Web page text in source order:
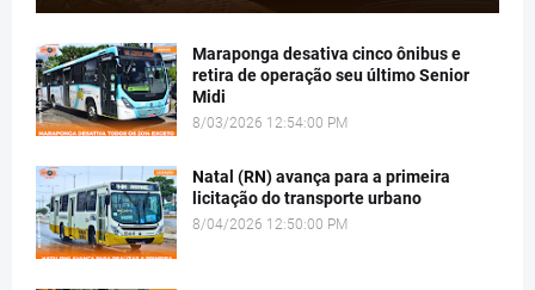
Maraponga desativa cinco ônibus e
retira de operação seu último Senior
Midi
8/03/2026 12:54:00 PM
Natal (RN) avança para a primeira
licitação do transporte urbano
8/04/2026 12:50:00 PM